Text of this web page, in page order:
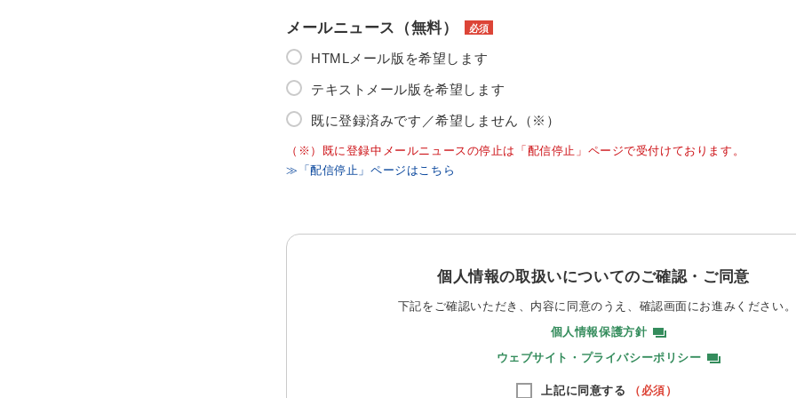
メールニュース（無料） 必須
HTMLメール版を希望します
テキストメール版を希望します
既に登録済みです／希望しません（※）
（※）既に登録中メールニュースの停止は「配信停止」ページで受付けております。
≫「配信停止」ページはこちら
個人情報の取扱いについてのご確認・ご同意
下記をご確認いただき、内容に同意のうえ、 確認画面にお進みください。
個人情報保護方針
ウェブサイト・プライバシーポリシー
上記に同意する （必須）